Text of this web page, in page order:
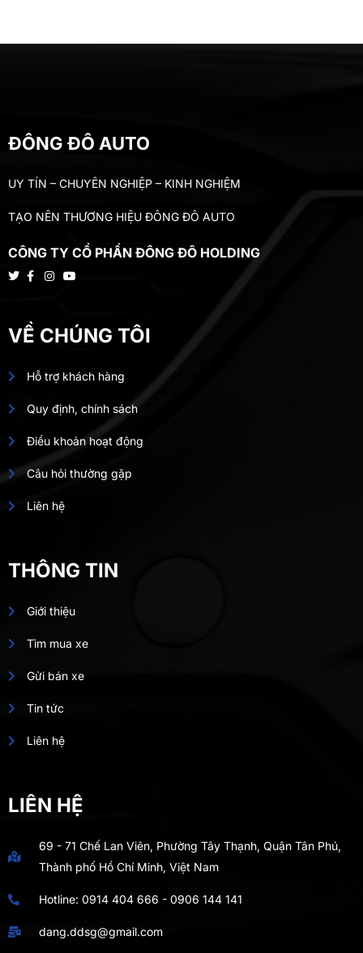
ĐÔNG ĐÔ AUTO
UY TÍN – CHUYÊN NGHIỆP – KINH NGHIỆM
TẠO NÊN THƯƠNG HIỆU ĐÔNG ĐÔ AUTO
CÔNG TY CỔ PHẦN ĐÔNG ĐÔ HOLDING
VỀ CHÚNG TÔI
Hỗ trợ khách hàng
Quy định, chính sách
Điều khoản hoạt động
Câu hỏi thường gặp
Liên hệ
THÔNG TIN
Giới thiệu
Tìm mua xe
Gửi bán xe
Tin tức
Liên hệ
LIÊN HỆ
69 - 71 Chế Lan Viên, Phường Tây Thạnh, Quận Tân Phú,
Thành phố Hồ Chí Minh, Việt Nam
Hotline: 0914 404 666 - 0906 144 141
dang.ddsg@gmail.com